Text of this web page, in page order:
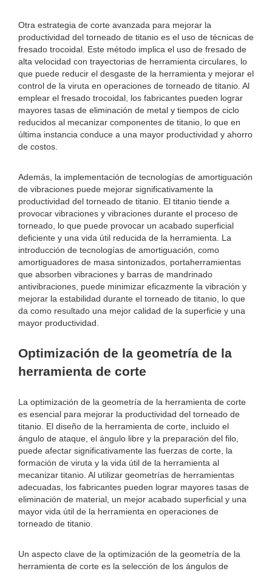
Otra estrategia de corte avanzada para mejorar la
productividad del torneado de titanio es el uso de técnicas de
fresado trocoidal. Este método implica el uso de fresado de
alta velocidad con trayectorias de herramienta circulares, lo
que puede reducir el desgaste de la herramienta y mejorar el
control de la viruta en operaciones de torneado de titanio. Al
emplear el fresado trocoidal, los fabricantes pueden lograr
mayores tasas de eliminación de metal y tiempos de ciclo
reducidos al mecanizar componentes de titanio, lo que en
última instancia conduce a una mayor productividad y ahorro
de costos.
Además, la implementación de tecnologías de amortiguación
de vibraciones puede mejorar significativamente la
productividad del torneado de titanio. El titanio tiende a
provocar vibraciones y vibraciones durante el proceso de
torneado, lo que puede provocar un acabado superficial
deficiente y una vida útil reducida de la herramienta. La
introducción de tecnologías de amortiguación, como
amortiguadores de masa sintonizados, portaherramientas
que absorben vibraciones y barras de mandrinado
antivibraciones, puede minimizar eficazmente la vibración y
mejorar la estabilidad durante el torneado de titanio, lo que
da como resultado una mejor calidad de la superficie y una
mayor productividad.
Optimización de la geometría de la
herramienta de corte
La optimización de la geometría de la herramienta de corte
es esencial para mejorar la productividad del torneado de
titanio. El diseño de la herramienta de corte, incluido el
ángulo de ataque, el ángulo libre y la preparación del filo,
puede afectar significativamente las fuerzas de corte, la
formación de viruta y la vida útil de la herramienta al
mecanizar titanio. Al utilizar geometrías de herramientas
adecuadas, los fabricantes pueden lograr mayores tasas de
eliminación de material, un mejor acabado superficial y una
mayor vida útil de la herramienta en operaciones de
torneado de titanio.
Un aspecto clave de la optimización de la geometría de la
herramienta de corte es la selección de los ángulos de